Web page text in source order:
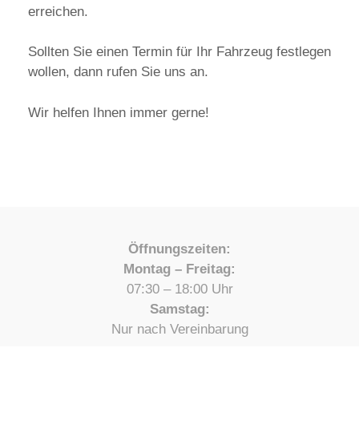
erreichen.
Sollten Sie einen Termin für Ihr Fahrzeug festlegen
wollen, dann rufen Sie uns an.
Wir helfen Ihnen immer gerne!
Öffnungszeiten:
Montag – Freitag:
07:30 – 18:00 Uhr
Samstag:
Nur nach Vereinbarung